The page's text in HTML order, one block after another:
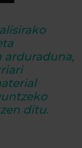
arduraduna,
ditu.